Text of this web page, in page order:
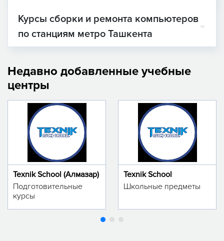
Курсы сборки и ремонта компьютеров
по станциям метро Ташкента
Недавно добавленные учебные
центры
Texnik School (Алмазар)
Подготовительные
курсы
Texnik School
Школьные предметы